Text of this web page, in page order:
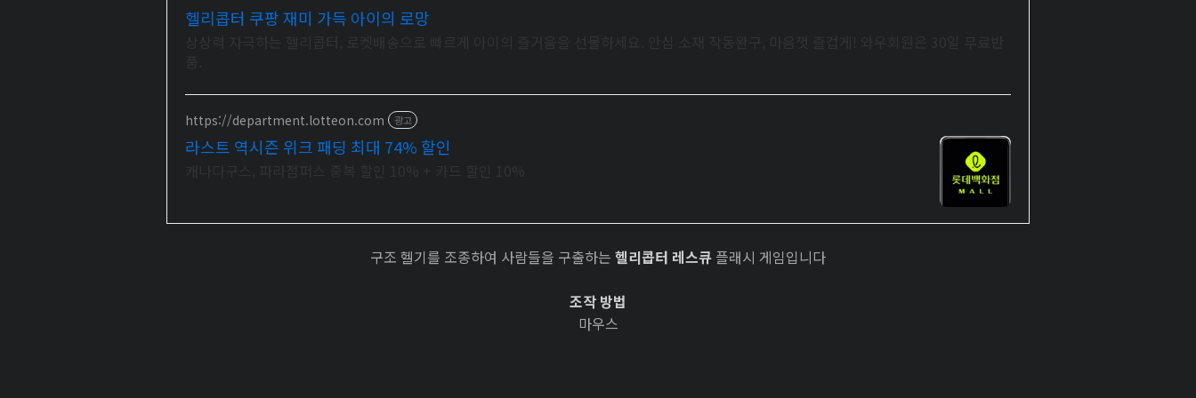
헬리콥터 쿠팡 재미 가득 아이의 로망
https://department.lotteon.com 광고
라스트 역시즌 위크 패딩 최대 74% 할인
구조 헬기를 조종하여 사람들을 구출하는 헬리콥터 레스큐 플래시 게임입니다
조작 방법
마우스